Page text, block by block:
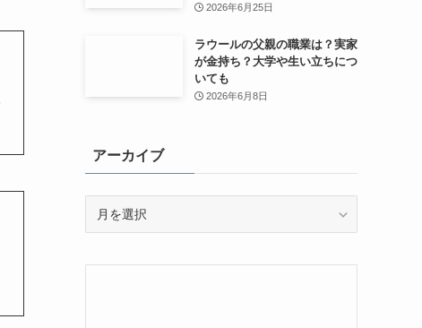
2026年6月25日
ラウールの父親の職業は？実家
が金持ち？大学や生い立ちにつ
いても
2026年6月8日
アーカイブ
イ